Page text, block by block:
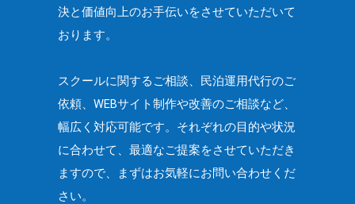
決と価値向上のお手伝いをさせていただいて
おります。
スクールに関するご相談、民泊運用代行のご
依頼、WEBサイト制作や改善のご相談など、
幅広く対応可能です。 それぞれの目的や状況
に合わせて、最適なご提案をさせていただき
ますので、
まずはお気軽にお問い合わせくだ
さい。